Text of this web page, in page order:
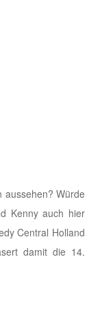
aussehen? Würde
Kenny auch hier
Central Holland
damit die 14.